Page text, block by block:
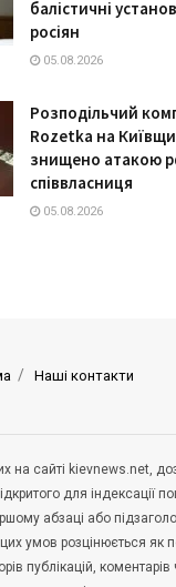
балістичні
росіян
05.08.2026
Розподільчий
Rozetka на
знищено атакою
співвласниця
05.08.2026
Наші контакти
на сайті kievnews.net,
для
абзаці або
умов розцінюється як
коментарів